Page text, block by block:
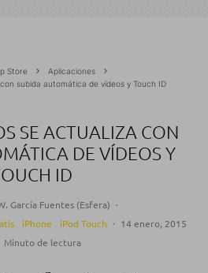
Store
Aplicaciones
subida automática de vídeos y Touch ID
SE ACTUALIZA CON
DE VÍDEOS Y
ID
García Fuentes (Esfera) ·
iPhone iPod Touch · 14 enero, 2015
Minuto de lectura